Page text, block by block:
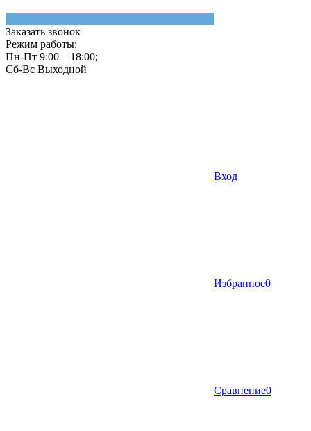
Заказать звонок
Режим работы:
Пн-Пт 9:00—18:00;
Сб-Вс Выходной
Вход
Избранное0
Сравнение0